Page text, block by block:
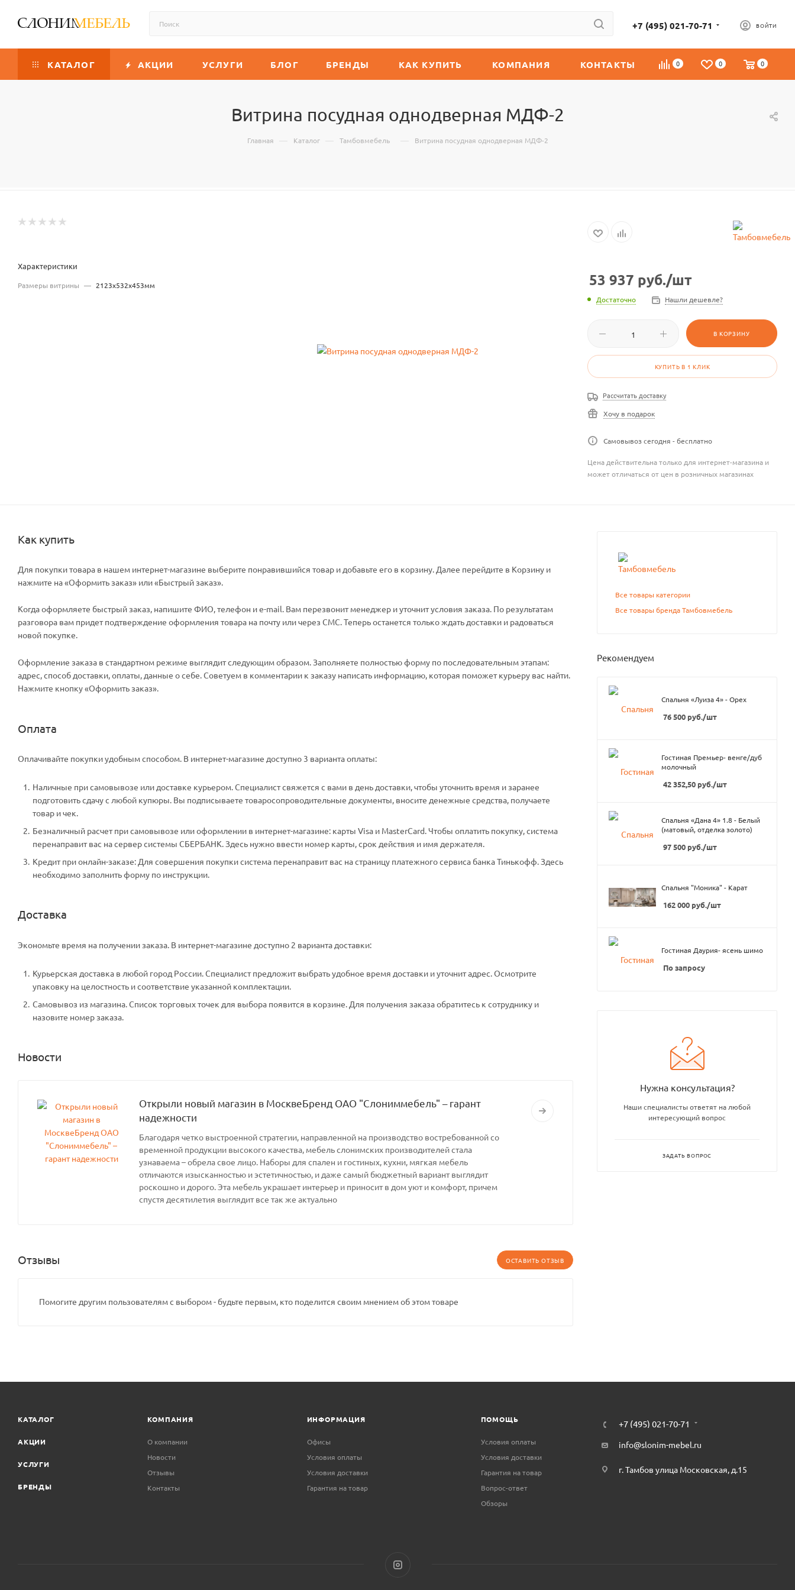
+7 (495) 021-70-71 ВОЙТИ
0 0 0
КАТАЛОГ АКЦИИ УСЛУГИ БЛОГ БРЕНДЫ КАК КУПИТЬ КОМПАНИЯ КОНТАКТЫ
Витрина посудная однодверная МДФ-2
Главная — Каталог — Тамбовмебель — Витрина посудная однодверная МДФ-2
Характеристики
Размеры витрины — 2123x532x453мм 53 937 руб./шт
Достаточно Нашли дешевле?
В КОРЗИНУ
КУПИТЬ В 1 КЛИК
Рассчитать доставку
Хочу в подарок
Самовывоз сегодня - бесплатно
Цена действительна только для интернет-магазина и
может отличаться от цен в розничных магазинах
Как купить
Для покупки товара в нашем интернет-магазине выберите понравившийся товар и добавьте его в корзину. Далее перейдите в Корзину и
нажмите на «Оформить заказ» или «Быстрый заказ».
Когда оформляете быстрый заказ, напишите ФИО, телефон и e-mail. Вам перезвонит менеджер и уточнит условия заказа. По результатам
разговора вам придет подтверждение оформления товара на почту или через СМС. Теперь останется только ждать доставки и радоваться
новой покупке.
Оформление заказа в стандартном режиме выглядит следующим образом. Заполняете полностью форму по последовательным этапам:
адрес, способ доставки, оплаты, данные о себе. Советуем в комментарии к заказу написать информацию, которая поможет курьеру вас найти.
Нажмите кнопку «Оформить заказ».
Оплата
Оплачивайте покупки удобным способом. В интернет-магазине доступно 3 варианта оплаты:
Наличные при самовывозе или доставке курьером. Специалист свяжется с вами в день доставки, чтобы уточнить время и заранее
подготовить сдачу с любой купюры. Вы подписываете товаросопроводительные документы, вносите денежные средства, получаете
товар и чек.
Безналичный расчет при самовывозе или оформлении в интернет-магазине: карты Visa и MasterCard. Чтобы оплатить покупку, система
перенаправит вас на сервер системы СБЕРБАНК. Здесь нужно ввести номер карты, срок действия и имя держателя.
Кредит при онлайн-заказе: Для совершения покупки система перенаправит вас на страницу платежного сервиса банка Тинькофф. Здесь
необходимо заполнить форму по инструкции.
Доставка
Экономьте время на получении заказа. В интернет-магазине доступно 2 варианта доставки:
Курьерская доставка в любой город России. Специалист предложит выбрать удобное время доставки и уточнит адрес. Осмотрите
упаковку на целостность и соответствие указанной комплектации.
Самовывоз из магазина. Список торговых точек для выбора появится в корзине. Для получения заказа обратитесь к сотруднику и
назовите номер заказа.
Новости
Открыли новый магазин в МосквеБренд ОАО "Слониммебель" – гарант
надежности
Благодаря четко выстроенной стратегии, направленной на производство востребованной со
временной продукции высокого качества, мебель слонимских производителей стала
узнаваема – обрела свое лицо. Наборы для спален и гостиных, кухни, мягкая мебель
отличаются изысканностью и эстетичностью, и даже самый бюджетный вариант выглядит
роскошно и дорого. Эта мебель украшает интерьер и приносит в дом уют и комфорт, причем
спустя десятилетия выглядит все так же актуально
Отзывы ОСТАВИТЬ ОТЗЫВ
Помогите другим пользователям с выбором - будьте первым, кто поделится своим мнением об этом товаре
Все товары категории
Все товары бренда Тамбовмебель
Рекомендуем
Спальня «Луиза 4» - Орех
76 500 руб./шт
Гостиная Премьер- венге/дуб
молочный
42 352,50 руб./шт
Спальня «Дана 4» 1.8 - Белый
(матовый, отделка золото)
97 500 руб./шт
Спальня "Моника" - Карат
162 000 руб./шт
Гостиная Даурия- ясень шимо
По запросу
Нужна консультация?
Наши специалисты ответят на любой
интересующий вопрос
ЗАДАТЬ ВОПРОС
КАТАЛОГ
АКЦИИ
УСЛУГИ
БРЕНДЫ
КОМПАНИЯ
О компании
Новости
Отзывы
Контакты
ИНФОРМАЦИЯ
Офисы
Условия оплаты
Условия доставки
Гарантия на товар
ПОМОЩЬ
Условия оплаты
Условия доставки
Гарантия на товар
Вопрос-ответ
Обзоры
+7 (495) 021-70-71
info@slonim-mebel.ru
г. Тамбов улица Московская, д.15